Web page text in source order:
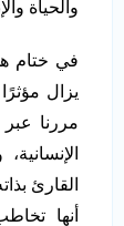
والحياة
في ختام
يزال
مررنا
القارئ
أنها